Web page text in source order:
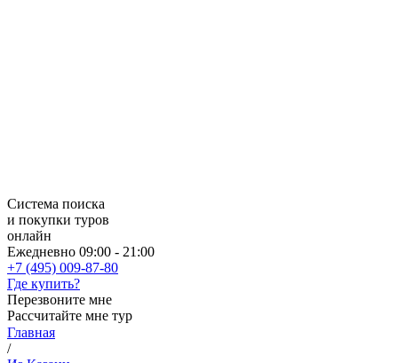
Система поиска
и покупки туров
онлайн
Ежедневно 09:00 - 21:00
+7 (495) 009-87-80
Где купить?
Перезвоните мне
Рассчитайте мне тур
Главная
/